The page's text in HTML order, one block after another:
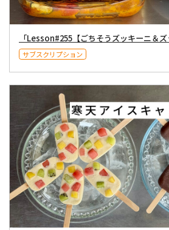
サブスクリプション